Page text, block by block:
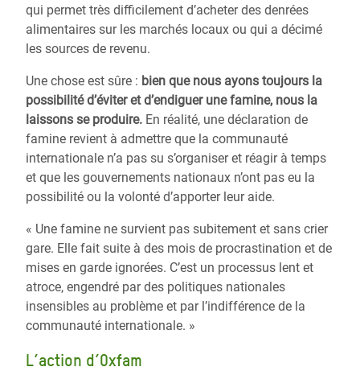
qui permet très difficilement d’acheter des denrées
alimentaires sur les marchés locaux ou qui a décimé
les sources de revenu.
Une chose est sûre : bien que nous ayons toujours la
possibilité d’éviter et d’endiguer une famine, nous la
laissons se produire. En réalité, une déclaration de
famine revient à admettre que la communauté
internationale n’a pas su s’organiser et réagir à temps
et que les gouvernements nationaux n’ont pas eu la
possibilité ou la volonté d’apporter leur aide.
« Une famine ne survient pas subitement et sans crier
gare. Elle fait suite à des mois de procrastination et de
mises en garde ignorées. C’est un processus lent et
atroce, engendré par des politiques nationales
insensibles au problème et par l’indifférence de la
communauté internationale. »
L’action d’Oxfam